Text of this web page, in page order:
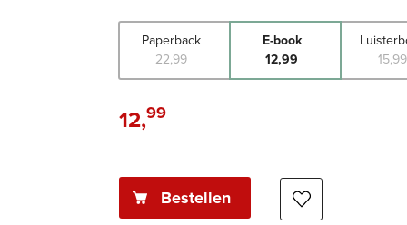
Paperback
22,99
E-book
12,99
15,99
E-
12,99
Bestellen